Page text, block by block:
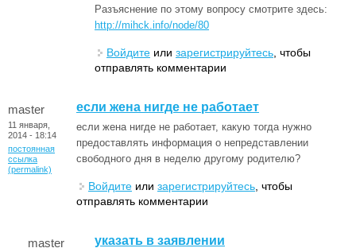
Разъяснение по этому вопросу смотрите здесь:
http://mihck.info/node/80
Войдите или зарегистрируйтесь , чтобы
отправлять комментарии
master
11 января,
2014 - 18:14
постоянная
ссылка
(permalink)
если жена нигде не работает
если жена нигде не работает, какую тогда нужно
предоставлять информация о непредставлении
свободного дня в неделю другому родителю?
Войдите или зарегистрируйтесь , чтобы
отправлять комментарии
master указать в заявлении